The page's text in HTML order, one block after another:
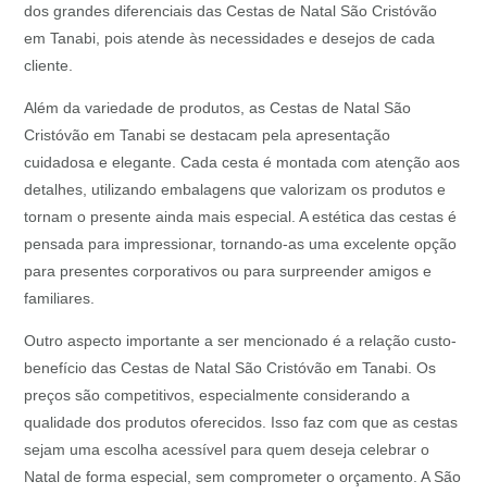
dos grandes diferenciais das Cestas de Natal São Cristóvão
em Tanabi, pois atende às necessidades e desejos de cada
cliente.
Além da variedade de produtos, as Cestas de Natal São
Cristóvão em Tanabi se destacam pela apresentação
cuidadosa e elegante. Cada cesta é montada com atenção aos
detalhes, utilizando embalagens que valorizam os produtos e
tornam o presente ainda mais especial. A estética das cestas é
pensada para impressionar, tornando-as uma excelente opção
para presentes corporativos ou para surpreender amigos e
familiares.
Outro aspecto importante a ser mencionado é a relação custo-
benefício das Cestas de Natal São Cristóvão em Tanabi. Os
preços são competitivos, especialmente considerando a
qualidade dos produtos oferecidos. Isso faz com que as cestas
sejam uma escolha acessível para quem deseja celebrar o
Natal de forma especial, sem comprometer o orçamento. A São